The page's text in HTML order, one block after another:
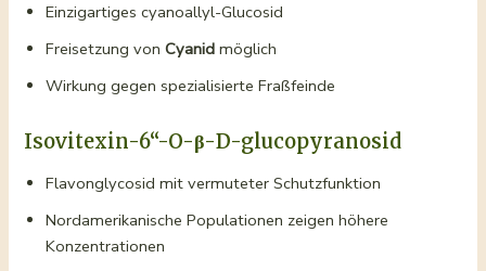
Einzigartiges cyanoallyl-Glucosid
Freisetzung vonCyanid möglich
Wirkung gegen spezialisierte Fraßfeinde
Isovitexin-6“-O-β-D-glucopyranosid
Flavonglycosid mit vermuteter Schutzfunktion
Nordamerikanische Populationen zeigen höhere
Konzentrationen